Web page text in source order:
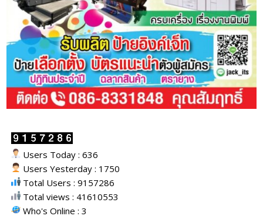
Users Today : 636
Users Yesterday : 1750
Total Users : 9157286
Total views : 41610553
Who's Online : 3